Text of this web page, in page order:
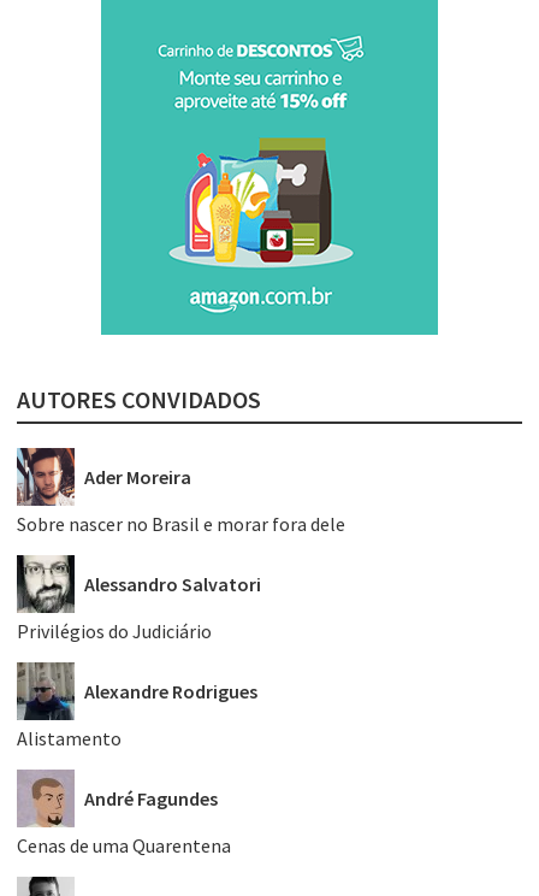
AUTORES CONVIDADOS
Ader Moreira
Sobre nascer no Brasil e morar fora dele
Alessandro Salvatori
Privilégios do Judiciário
Alexandre Rodrigues
Alistamento
André Fagundes
Cenas de uma Quarentena